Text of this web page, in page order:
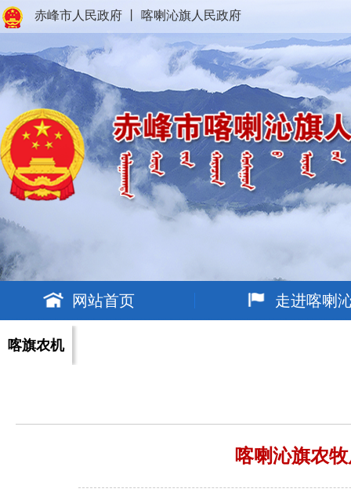
赤峰市人民政府 喀喇沁旗人民政府
网站首页 走进喀喇
喀旗农机
喀喇沁旗农